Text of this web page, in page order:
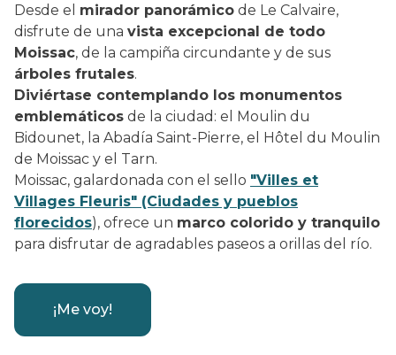
Desde el mirador panorámico de Le Calvaire,
disfrute de una vista excepcional de todo
Moissac, de la campiña circundante y de sus
árboles frutales.
Diviértase contemplando los monumentos
emblemáticos de la ciudad: el Moulin du
Bidounet, la Abadía Saint-Pierre, el Hôtel du Moulin
de Moissac y el Tarn.
Moissac, galardonada con el sello "Villes et
Villages Fleuris" (Ciudades y pueblos
florecidos), ofrece un marco colorido y tranquilo
para disfrutar de agradables paseos a orillas del río.
¡Me voy!